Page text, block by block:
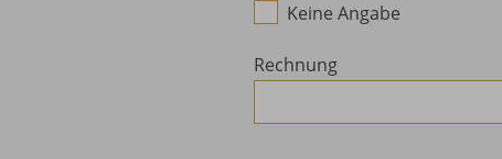
Keine Angabe
Rechnung